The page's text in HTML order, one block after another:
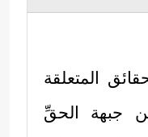
المتعلقة
جبهة الحقِّ